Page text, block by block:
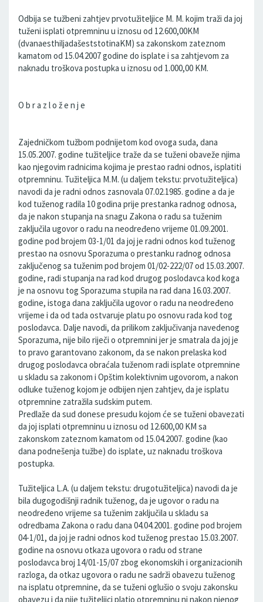
Odbija se tužbeni zahtjev prvotužiteljice M. M. kojim traži da joj
tuženi isplati otpremninu u iznosu od 12.600,00KM
(dvanaesthiljadašeststotinaKM) sa zakonskom zateznom
kamatom od 15.04.2007 godine do isplate i sa zahtjevom za
naknadu troškova postupka u iznosu od 1.000,00 KM.
O b r a z l o ž e n j e
Zajedničkom tužbom podnijetom kod ovoga suda, dana
15.05.2007. godine tužiteljice traže da se tuženi obaveže njima
kao njegovim radnicima kojima je prestao radni odnos, isplatiti
otpremninu. Tužiteljica M.M. (u daljem tekstu: prvotužiteljica)
navodi da je radni odnos zasnovala 07.02.1985. godine a da je
kod tuženog radila 10 godina prije prestanka radnog odnosa,
da je nakon stupanja na snagu Zakona o radu sa tuženim
zaključila ugovor o radu na neodređeno vrijeme 01.09.2001.
godine pod brojem 03-1/01 da joj je radni odnos kod tuženog
prestao na osnovu Sporazuma o prestanku radnog odnosa
zaključenog sa tuženim pod brojem 01/02-222/07 od 15.03.2007.
godine, radi stupanja na rad kod drugog poslodavca kod koga
je na osnovu tog Sporazuma stupila na rad dana 16.03.2007.
godine, istoga dana zaključila ugovor o radu na neodređeno
vrijeme i da od tada ostvaruje platu po osnovu rada kod tog
poslodavca. Dalje navodi, da prilikom zaključivanja navedenog
Sporazuma, nije bilo riječi o otpremnini jer je smatrala da joj je
to pravo garantovano zakonom, da se nakon prelaska kod
drugog poslodavca obraćala tuženom radi isplate otpremnine
u skladu sa zakonom i Opštim kolektivnim ugovorom, a nakon
odluke tuženog kojom je odbijen njen zahtjev, da je isplatu
otpremnine zatražila sudskim putem.
Predlaže da sud donese presudu kojom će se tuženi obavezati
da joj isplati otpremninu u iznosu od 12.600,00 KM sa
zakonskom zateznom kamatom od 15.04.2007. godine (kao
dana podnešenja tužbe) do isplate, uz naknadu troškova
postupka.
Tužiteljica L.A. (u daljem tekstu: drugotužiteljica) navodi da je
bila dugogodišnji radnik tuženog, da je ugovor o radu na
neodređeno vrijeme sa tuženim zaključila u skladu sa
odredbama Zakona o radu dana 04.04.2001. godine pod brojem
04-1/01, da joj je radni odnos kod tuženog prestao 15.03.2007.
godine na osnovu otkaza ugovora o radu od strane
poslodavca broj 14/01-15/07 zbog ekonomskih i organizacionih
razloga, da otkaz ugovora o radu ne sadrži obavezu tuženog
na isplatu otpremnine, da se tuženi oglušio o svoju zakonsku
obavezu i da nije tužiteljici platio otpremninu ni nakon njenog